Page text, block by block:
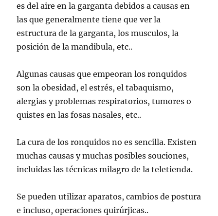
es del aire en la garganta debidos a causas en
las que generalmente tiene que ver la
estructura de la garganta, los musculos, la
posición de la mandibula, etc..
Algunas causas que empeoran los ronquidos
son la obesidad, el estrés, el tabaquismo,
alergias y problemas respiratorios, tumores o
quistes en las fosas nasales, etc..
La cura de los ronquidos no es sencilla. Existen
muchas causas y muchas posibles souciones,
incluidas las técnicas milagro de la teletienda.
Se pueden utilizar aparatos, cambios de postura
e incluso, operaciones quirúrjicas..